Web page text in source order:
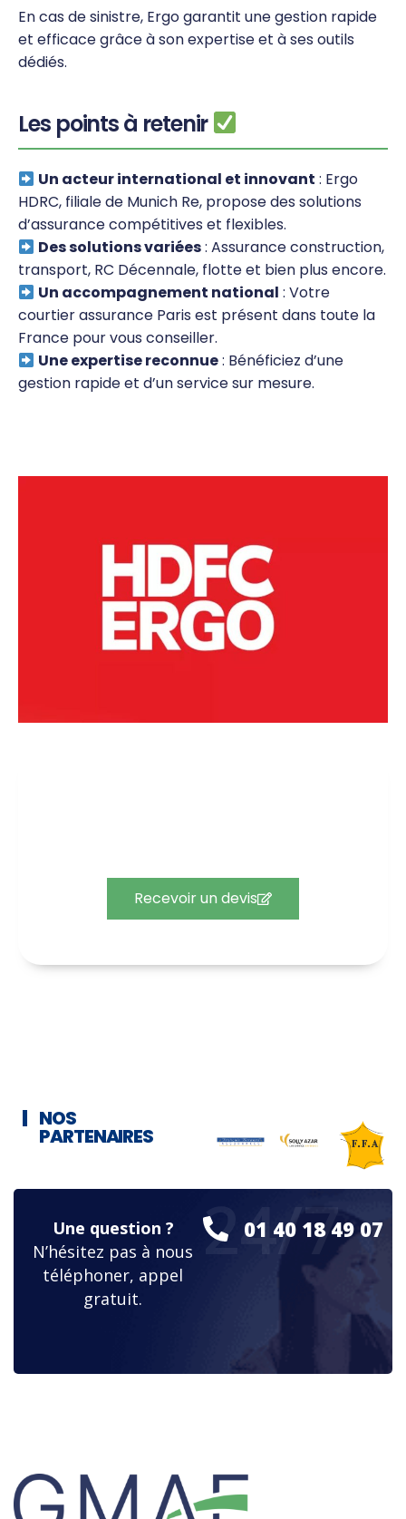
En cas de sinistre, Ergo garantit une gestion rapide
et efficace grâce à son expertise et à ses outils
dédiés.
Les points à retenir
Un acteur international et innovant : Ergo
HDRC, filiale de Munich Re, propose des solutions
d’assurance compétitives et flexibles.
Des solutions variées: Assurance construction,
transport, RC Décennale, flotte et bien plus encore.
Un accompagnement national : Votre
courtier assurance Paris est présent dans toute la
France pour vous conseiller.
Une expertise reconnue: Bénéficiez d’une
gestion rapide et d’un service sur mesure.
Recevoir un devis
NOS
PARTENAIRES
Une question ?
N’hésitez pas à nous
téléphoner, appel
gratuit.
01 40 18 49 07
24/7